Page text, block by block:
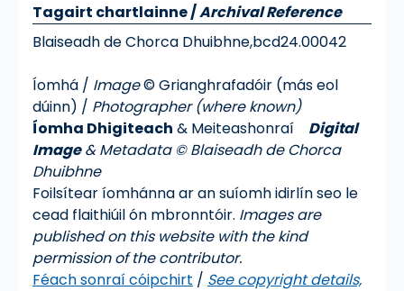
Tagairt chartlainne/Archival Reference
Blaiseadh de Chorca Dhuibhne,bcd24.00042
Íomhá / Image© Grianghrafadóir (más eol
dúinn) / Photographer (where known)
Íomha Dhigiteach & Meiteashonraí Digital
Image& Metadata © Blaiseadh de Chorca
Dhuibhne
Foilsítear íomhánna ar an suíomh idirlín seo le
cead flaithiúil ón mbronntóir. Images are
published on this website with the kind
permission of the contributor.
Féach sonraí cóipchirt / See copyright details,